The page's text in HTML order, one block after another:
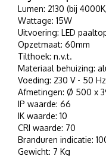
Lumen: 2130 (bij
Wattage: 15W
Uitvoering: LED
Opzetmaat: 60mm
Tilthoek: n.v.t.
Materiaal behuizing:
Voeding: 230 V - 50 Hz
Afmetingen: Ø 500 x
IP waarde: 66
IK waarde: 10
CRI waarde: 70
Branduren indicatie:
Gewicht: 7 Kg